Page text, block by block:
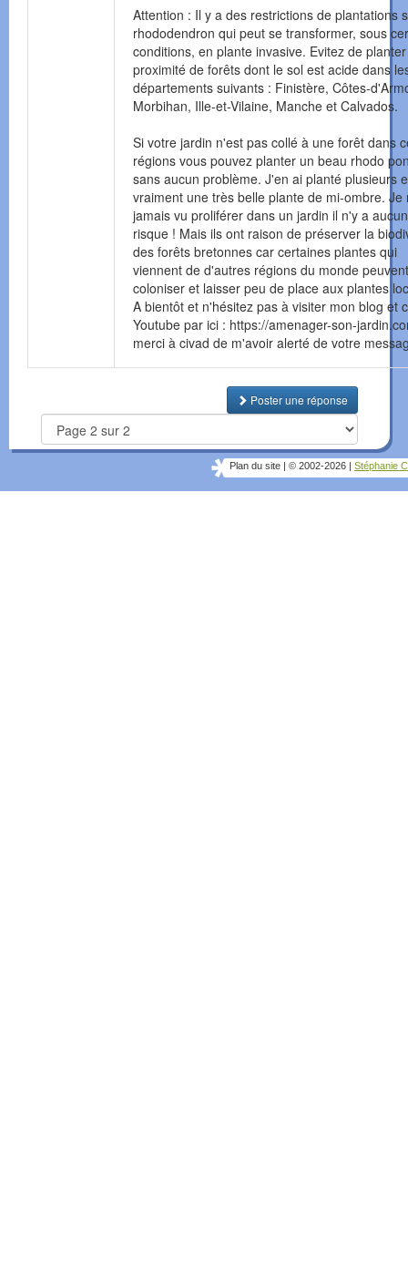
Attention : Il y a des restrictions de plantations
rhododendron qui peut se transformer, sous
conditions, en plante invasive. Evitez de
proximité de forêts dont le sol est acide dans
départements suivants : Finistère, Côtes-
Morbihan, Ille-et-Vilaine, Manche et Calvados.
Si votre jardin n'est pas collé à une forêt dans
régions vous pouvez planter un beau rhodo
sans aucun problème. J'en ai planté plusieurs
vraiment une très belle plante de mi-ombre. Je
jamais vu proliférer dans un jardin il n'y a aucun
risque ! Mais ils ont raison de préserver la
des forêts bretonnes car certaines plantes qui
viennent de d'autres régions du monde peuvent
coloniser et laisser peu de place aux plantes
A bientôt et n'hésitez pas à visiter mon blog et
Youtube par ici : https://amenager-son-
merci à civad de m'avoir alerté de votre
Poster une réponse
Plan du site © 2002-2026 Stéphanie C